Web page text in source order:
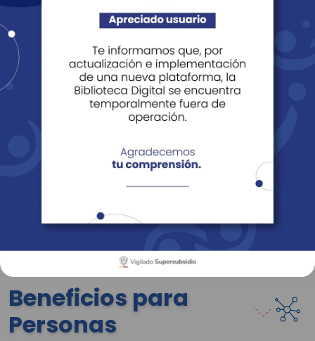
Entendido
Revista Fácil Vivir
Sedes Directorio Servicios En Línea
Beneficios para
Personas